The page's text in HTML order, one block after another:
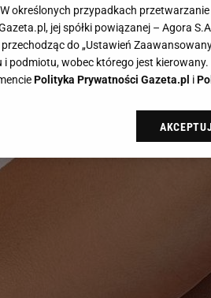
przyjemnością. Teraz
projektami, lecz także
sprawić komuś bliskiemu
określonych przypadkach przetwarzanie
jej spółki powiązanej – Agora
do „Ustawień
podmiotu, wobec którego jest kierowany.
Polityka Prywatności Gazeta.pl i
plików cookie Gazeta.pl sp. z o.o., jej
dot. przetwarzania danych
Zaawansowanych”. Zmiana
w następujących celach:
urządzenia do celów
reklamy i treści, pomiar reklam i